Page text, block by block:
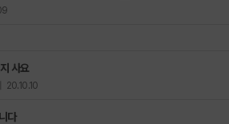
사요
| 20.10.10
다